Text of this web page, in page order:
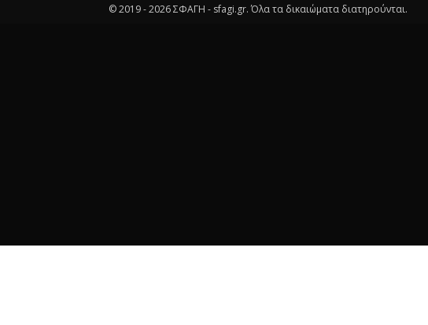
© 2019 -2026ΣΦΑΓΗ - sfagi.gr. Όλα τα δικαιώματα διατηρούνται.